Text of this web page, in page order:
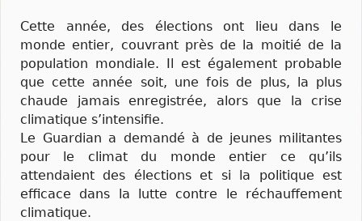
Cette année, des élections ont lieu dans le
monde entier, couvrant près de la moitié de la
population mondiale. Il est également probable
que cette année soit, une fois de plus, la plus
chaude jamais enregistrée, alors que la crise
climatique s’intensifie.
Le Guardian a demandé à de jeunes militantes
pour le climat du monde entier ce qu’ils
attendaient des élections et si la politique est
efficace dans la lutte contre le réchauffement
climatique.